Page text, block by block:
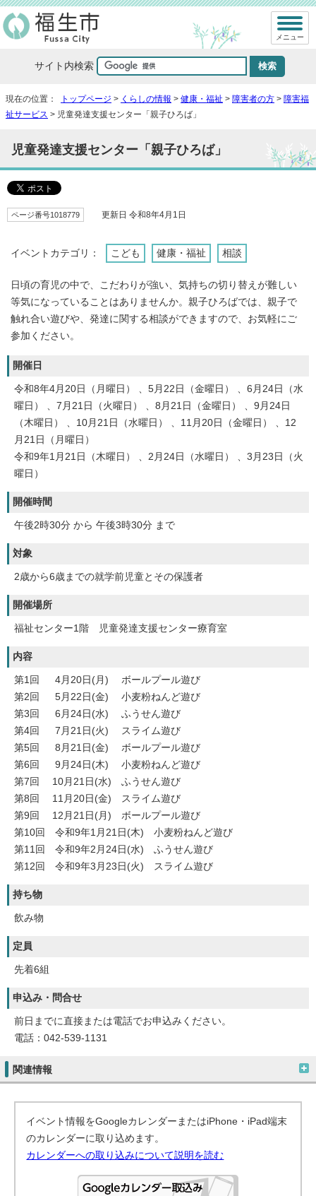
サイト内検索
メニュー
現在の位置： トップページ > くらしの情報 > 健康・福祉 > 障害者の方 > 障害福
祉サービス > 児童発達支援センター「親子ひろば」
児童発達支援センター「親子ひろば」
ページ番号1018779 更新日 令和8年4月1日
イベントカテゴリ： こども 健康・福祉 相談
日頃の育児の中で、こだわりが強い、気持ちの切り替えが難しい
等気になっていることはありませんか。親子ひろばでは、親子で
触れ合い遊びや、発達に関する相談ができますので、お気軽にご
参加ください。
開催日
令和8年4月20日（月曜日） 、5月22日（金曜日） 、6月24日（水
曜日） 、7月21日（火曜日） 、8月21日（金曜日） 、9月24日
（木曜日） 、10月21日（水曜日） 、11月20日（金曜日） 、12
月21日（月曜日）
令和9年1月21日（木曜日） 、2月24日（水曜日） 、3月23日（火
曜日）
開催時間
午後2時30分 から 午後3時30分 まで
対象
2歳から6歳までの就学前児童とその保護者
開催場所
福祉センター1階 児童発達支援センター療育室
内容
第1回 4月20日(月) ボールプール遊び
第2回 5月22日(金) 小麦粉ねんど遊び
第3回 6月24日(水) ふうせん遊び
第4回 7月21日(火) スライム遊び
第5回 8月21日(金) ボールプール遊び
第6回 9月24日(木) 小麦粉ねんど遊び
第7回 10月21日(水) ふうせん遊び
第8回 11月20日(金) スライム遊び
第9回 12月21日(月) ボールプール遊び
第10回 令和9年1月21日(木) 小麦粉ねんど遊び
第11回 令和9年2月24日(水) ふうせん遊び
第12回 令和9年3月23日(火) スライム遊び
持ち物
飲み物
定員
先着6組
申込み・問合せ
前日までに直接または電話でお申込みください。
電話：042-539-1131
関連情報
イベント情報をGoogleカレンダーまたはiPhone・iPad端末
のカレンダーに取り込めます。
カレンダーへの取り込みについて説明を読む